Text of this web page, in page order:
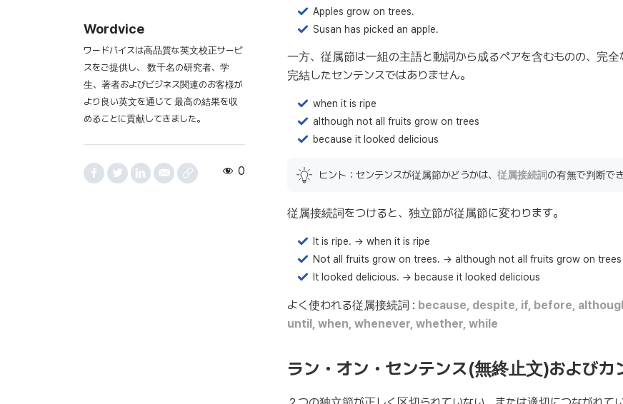
Wordvice
ワードバイスは高品質な英文校正サービ
スをご提供し、 数千名の研究者、学
生、著者およびビジネス関連のお客様が
より良い英文を通じて 最高の結果を収
めることに貢献してきました。
0
Apples grow on trees.
Susan has picked an apple.
一方、従属節は一組の主語と動詞から成るペアを含むものの、完
完結したセンテンスではありません。
when it is ripe
although not all fruits grow on trees
because it looked delicious
ヒント：センテンスが従属節かどうかは、従属接続詞の有無で判断で
従属接続詞をつけると、独立節が従属節に変わります。
It is ripe. → when it is ripe
Not all fruits grow on trees. → although not all fruits grow on trees
It looked delicious. → because it looked delicious
よく使われる従属接続詞 : because, despite, if, before,
until, when, whenever, whether, while
ラン・オン・センテンス(無終止文)および